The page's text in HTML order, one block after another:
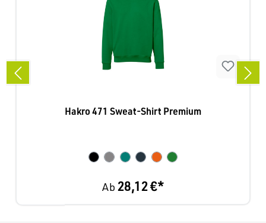
Hakro 471 Sweat-Shirt Premium
Ab 28,12 €*